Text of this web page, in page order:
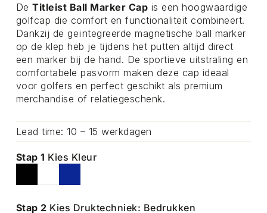
DeTitleist Ball Marker Cap is een hoogwaardige
golfcap die comfort en functionaliteit combineert.
Dankzij de geïntegreerde magnetische ball marker
op de klep heb je tijdens het putten altijd direct
een marker bij de hand. De sportieve uitstraling en
comfortabele pasvorm maken deze cap ideaal
voor golfers en perfect geschikt als premium
merchandise of relatiegeschenk.
Lead time: 10 – 15 werkdagen
Stap 1 Kies Kleur
Stap 2 Kies Druktechniek: Bedrukken